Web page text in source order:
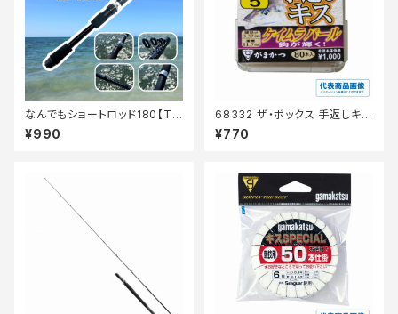
なんでもショートロッド180【Tオ
リ】
¥990
68332 ザ・ボックス 手返しキス
5号 【継続セール_仕掛】
¥770